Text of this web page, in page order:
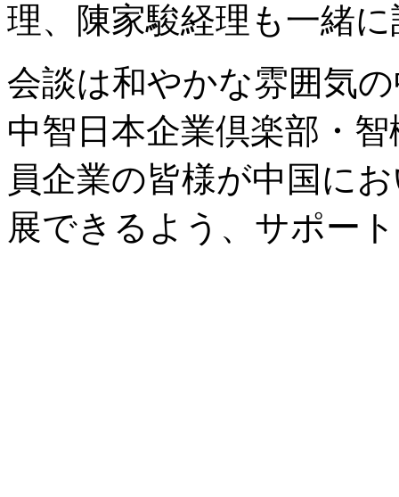
理、陳家駿経理も一緒
会談は和やかな雰囲気
中智日本企業倶楽部・
員企業の皆様が中国に
展できるよう、サポー